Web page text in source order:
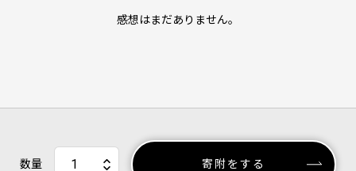
感想はまだありません。
数量 寄附をする